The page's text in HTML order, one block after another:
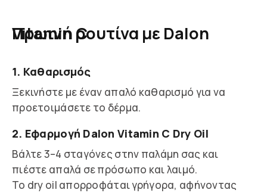
Πρωινή ρουτίνα με Dalon Vitamin C
1. Καθαρισμός
Ξεκινήστε με έναν απαλό καθαρισμό για να
προετοιμάσετε το δέρμα.
2. Εφαρμογή Dalon Vitamin C Dry Oil
Βάλτε 3–4 σταγόνες στην παλάμη σας και
πιέστε απαλά σε πρόσωπο και λαιμό.
Το dry oil απορροφάται γρήγορα, αφήνοντας